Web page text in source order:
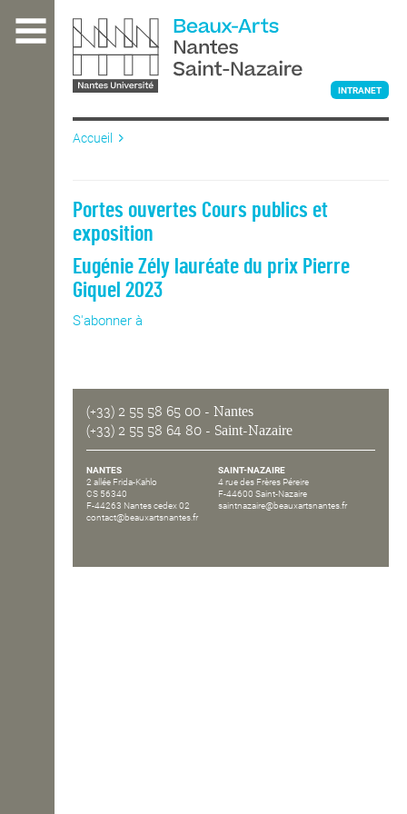
contenu
ENSEIGNEMENT
INTERNATIONAL
OPEN SCHOOL
CONTACTS
INTRANET
Accueil
Portes ouvertes Cours publics et
exposition
Eugénie Zély lauréate du prix Pierre
Giquel 2023
S'abonner à
(+33) 2 55 58 65 00 - Nantes
(+33) 2 55 58 64 80 - Saint-Nazaire
NANTES
2 allée Frida-Kahlo
CS 56340
F-44263 Nantes cedex 02
contact@beauxartsnantes.fr
SAINT-NAZAIRE
4 rue des Frères Péreire
F-44600 Saint-Nazaire
saintnazaire@beauxartsnantes.fr